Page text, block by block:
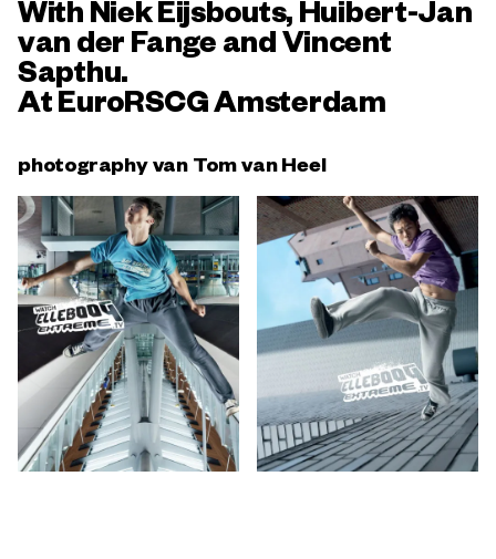
With Niek Eijsbouts, Huibert-Jan
van der Fange and Vincent
Sapthu.
At EuroRSCG Amsterdam
photography van Tom van Heel